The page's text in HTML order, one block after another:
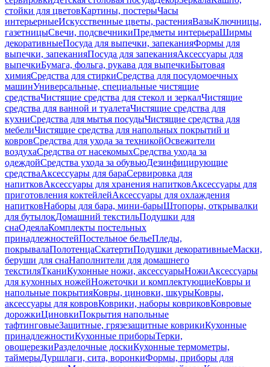
стойки для цветовКартины, постерыЧасы
интерьерныеИскусственные цветы, растенияВазыКлючницы,
газетницыСвечи, подсвечникиПредметы интерьераШирмы
декоративныеПосуда для выпечки, запеканияФормы для
выпечки, запеканияПосуда для запеканияАксессуары для
выпечкиБумага, фольга, рукава для выпечкиБытовая
химияСредства для стиркиСредства для посудомоечных
машинУниверсальные, специальные чистящие
средстваЧистящие средства для стекол и зеркалЧистящие
средства для ванной и туалетаЧистящие средства для
кухниСредства для мытья посудыЧистящие средства для
мебелиЧистящие средства для напольных покрытий и
ковровСредства для ухода за техникойОсвежители
воздухаСредства от насекомыхСредства ухода за
одеждойСредства ухода за обувьюДезинфицирующие
средстваАксессуары для бараСервировка для
напитковАксессуары для хранения напитковАксессуары для
приготовления коктейлейАксессуары для охлаждения
напитковНаборы для бара, мини-барыШтопоры, открывалки
для бутылокДомашний текстильПодушки для
снаОдеялаКомплекты постельных
принадлежностейПостельное бельеПледы,
покрывалаПолотенцаСкатертиПодушки декоративныеМаски,
беруши для снаНаполнители для домашнего
текстиляТканиКухонные ножи, аксессуарыНожиАксессуары
для кухонных ножейНожеточки и комплектующиеКовры и
напольные покрытияКовры, циновки, шкурыКовры,
аксессуары для ковровКоврики, наборы ковриковКовровые
дорожкиЦиновкиПокрытия напольные
тафтинговыеЗащитные, грязезащитные коврикиКухонные
принадлежностиКухонные приборыТерки,
овощерезкиРазделочные доскиКухонные термометры,
таймерыДуршлаги, сита, воронкиФормы, приборы для